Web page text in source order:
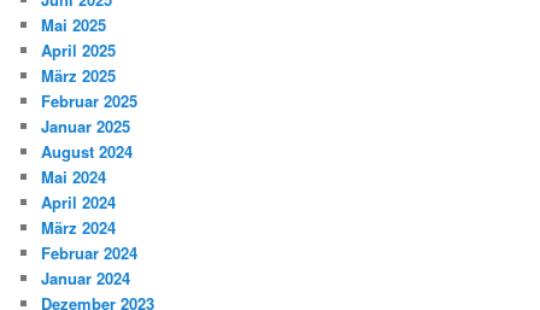
Mai 2025
April 2025
März 2025
Februar 2025
Januar 2025
August 2024
Mai 2024
April 2024
März 2024
Februar 2024
Januar 2024
Dezember 2023